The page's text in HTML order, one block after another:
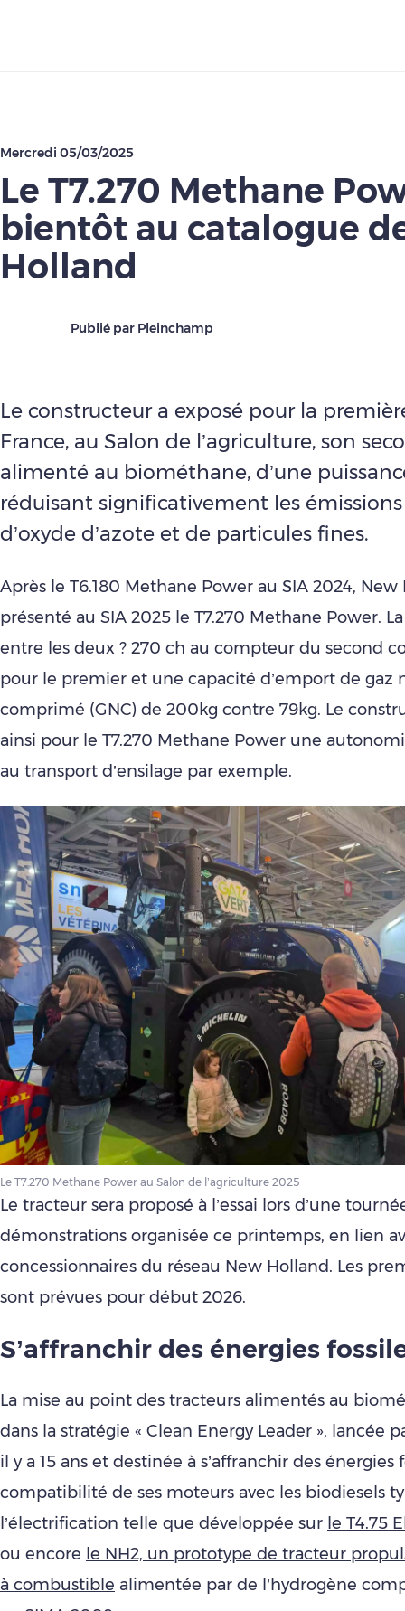
Mercredi 05/03/2025
Le T7.270 Methane
bientôt au catalogue
Holland
Publié par Pleinchamp
Le constructeur a exposé pour la
France, au Salon de l’agriculture, son
alimenté au biométhane, d’une
réduisant significativement les émissions
d’oxyde d’azote et de particules fines.
Après le T6.180 Methane Power au SIA 2024, New
présenté au SIA 2025 le T7.270 Methane Power.
entre les deux ? 270 ch au compteur du second
pour le premier et une capacité d’emport de gaz
comprimé (GNC) de 200kg contre 79kg. Le
ainsi pour le T7.270 Methane Power une
au transport d’ensilage par exemple.
Le T7.270 Methane Power au Salon de l’agriculture 2025
Le tracteur sera proposé à l’essai lors d’une
démonstrations organisée ce printemps, en lien
concessionnaires du réseau New Holland. Les
sont prévues pour début 2026.
S’affranchir des énergies
La mise au point des tracteurs alimentés au
dans la stratégie « Clean Energy Leader », lancée
il y a 15 ans et destinée à s’affranchir des énergies
compatibilité de ses moteurs avec les biodiesels
l’électrification telle que développée sur le T4.75
ou encore le NH2, un prototype de tracteur
à combustible alimentée par de l’hydrogène